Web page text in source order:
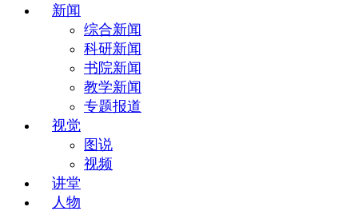
新闻
综合新闻
科研新闻
书院新闻
教学新闻
专题报道
视觉
图说
视频
讲堂
人物